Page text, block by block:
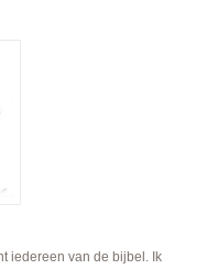
iedereen van de bijbel. Ik